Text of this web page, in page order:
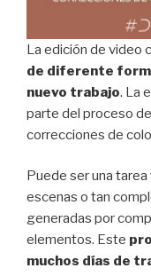
La edición de video
de diferente
nuevo trabajo. La
parte del proceso
correcciones de
Puede ser una
escenas o tan
generadas por
elementos. Este
muchos días de